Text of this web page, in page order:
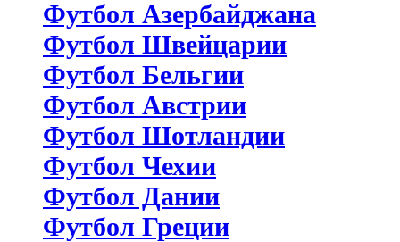
Футбол Азербайджана
Футбол Швейцарии
Футбол Бельгии
Футбол Австрии
Футбол Шотландии
Футбол Чехии
Футбол Дании
Футбол Греции